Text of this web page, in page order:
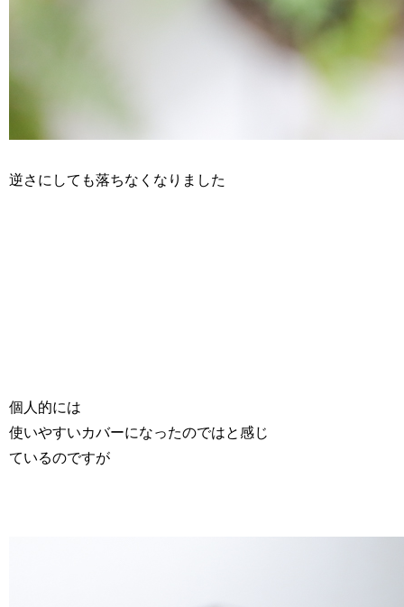
逆さにしても落ちなくなりました
個人的には
使いやすいカバーになったのではと感じ
ているのですが